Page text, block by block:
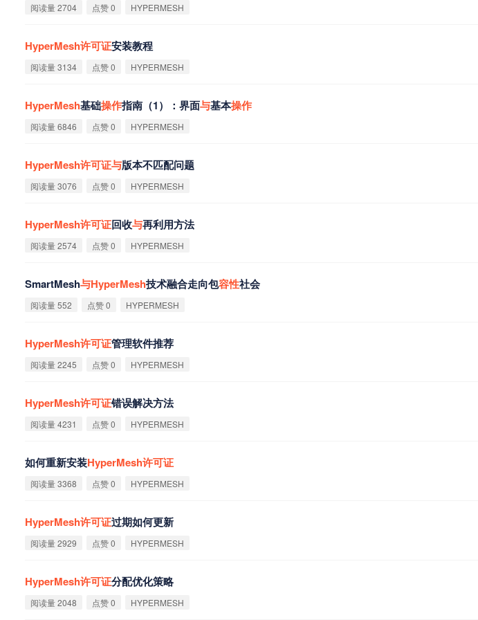
阅读量 2704 点赞 0 HYPERMESH
HyperMesh许可证安装教程
阅读量 3134 点赞 0 HYPERMESH
HyperMesh基础操作指南（1）：界面与基本操作
阅读量 6846 点赞 0 HYPERMESH
HyperMesh许可证与版本不匹配问题
阅读量 3076 点赞 0 HYPERMESH
HyperMesh许可证回收与再利用方法
阅读量 2574 点赞 0 HYPERMESH
SmartMesh与HyperMesh技术融合走向包容性社会
阅读量 552 点赞 0 HYPERMESH
HyperMesh许可证管理软件推荐
阅读量 2245 点赞 0 HYPERMESH
HyperMesh许可证错误解决方法
阅读量 4231 点赞 0 HYPERMESH
如何重新安装HyperMesh许可证
阅读量 3368 点赞 0 HYPERMESH
HyperMesh许可证过期如何更新
阅读量 2929 点赞 0 HYPERMESH
HyperMesh许可证分配优化策略
阅读量 2048 点赞 0 HYPERMESH